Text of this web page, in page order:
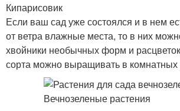
Кипарисовик
Если ваш сад уже состоялся и в нем
от ветра влажные места, то в них
хвойники необычных форм и
сорта можно выращивать в комнатных